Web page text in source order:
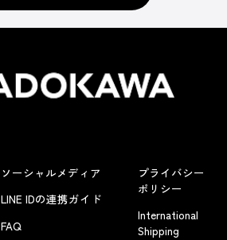
ソーシャルメディア
LINE IDの連携ガイド
FAQ
プライバシー
ポリシー
International
Shipping